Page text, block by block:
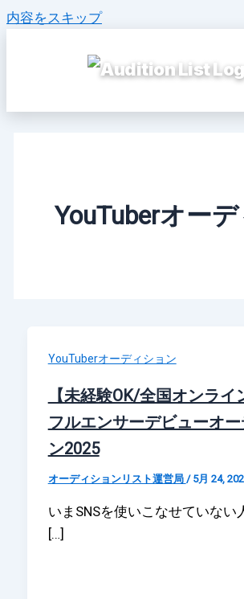
内容をスキップ
YouTuberオー
YouTuberオーディション
【未経験OK/全国オンライ
フルエンサーデビューオー
ン2025
オーディションリスト運営局 / 5月 24,
いまSNSを使いこなせていない
[…]